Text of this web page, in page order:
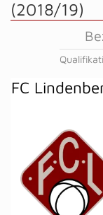
(2018/19)
FC